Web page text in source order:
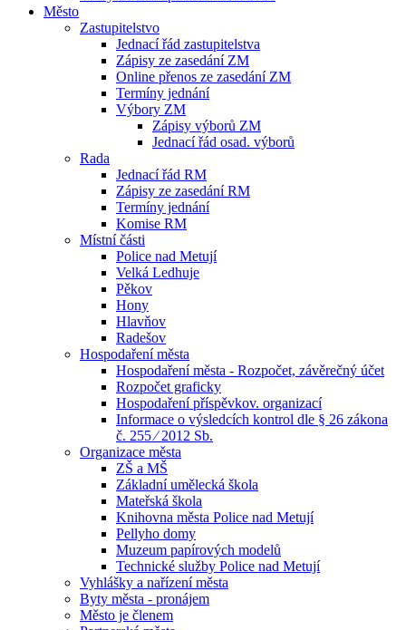
Město
Zastupitelstvo
Jednací řád zastupitelstva
Zápisy ze zasedání ZM
Online přenos ze zasedání ZM
Termíny jednání
Výbory ZM
Zápisy výborů ZM
Jednací řád osad. výborů
Rada
Jednací řád RM
Zápisy ze zasedání RM
Termíny jednání
Komise RM
Místní části
Police nad Metují
Velká Ledhuje
Pěkov
Hony
Hlavňov
Radešov
Hospodaření města
Hospodaření města - Rozpočet, závěrečný účet
Rozpočet graficky
Hospodaření příspěvkov. organizací
Informace o výsledcích kontrol dle § 26 zákona
č. 255 ⁄ 2012 Sb.
Organizace města
ZŠ a MŠ
Základní umělecká škola
Mateřská škola
Knihovna města Police nad Metují
Pellyho domy
Muzeum papírových modelů
Technické služby Police nad Metují
Vyhlášky a nařízení města
Byty města - pronájem
Město je členem